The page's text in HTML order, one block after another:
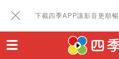
下載四季APP讓影音更順暢